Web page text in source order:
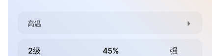
高温
2级 45% 强